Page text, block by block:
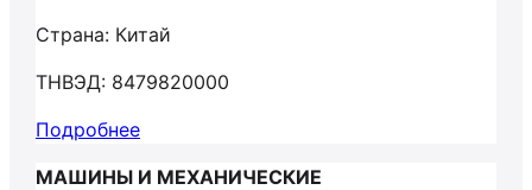
Страна: Китай
ТНВЭД: 8479820000
Подробнее
МАШИНЫ И МЕХАНИЧЕСКИЕ